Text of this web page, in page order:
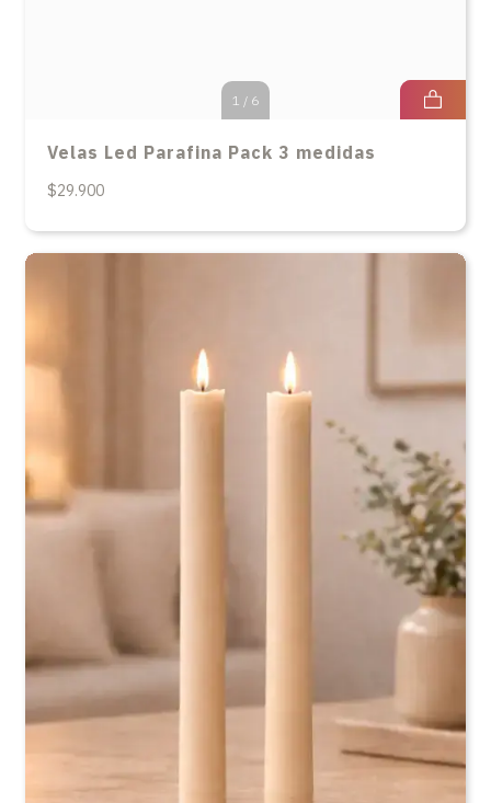
1 / 6
Velas Led Parafina Pack 3 medidas
$29.900